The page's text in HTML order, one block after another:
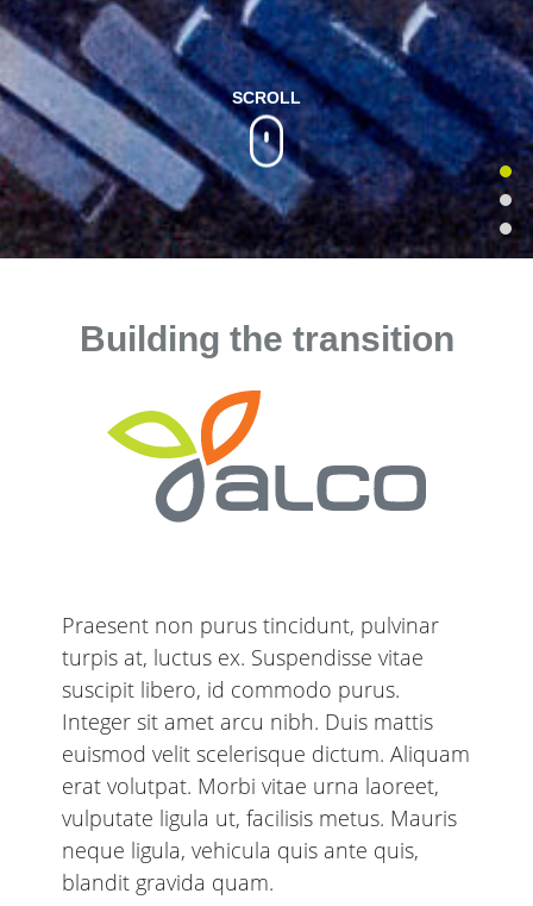
SCROLL
Building the transition
Praesent non purus tincidunt, pulvinar
turpis at, luctus ex. Suspendisse vitae
suscipit libero, id commodo purus.
Integer sit amet arcu nibh. Duis mattis
euismod velit scelerisque dictum. Aliquam
erat volutpat. Morbi vitae urna laoreet,
vulputate ligula ut, facilisis metus. Mauris
neque ligula, vehicula quis ante quis,
blandit gravida quam.